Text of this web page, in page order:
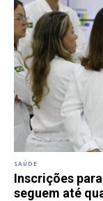
SAÚDE
Inscrições
seguem até